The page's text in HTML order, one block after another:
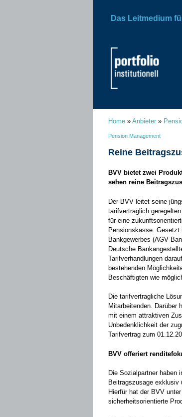
Das Leitmedium
Home » Anbieter »
Pension Management
Reine
BVV bietet zwei
sehen reine
Der BVV leitet seine
tarifvertraglich
für eine
Pensionskasse. Gesetzt
Bankgewerbes (AGV
Deutsche
Tarifverhandlungen
bestehenden
Beschäftigten wie
Die tarifvertragliche
Mitarbeitenden. Darüber
mit einem attraktiven
Unbedenklichkeit der
Tarifvertrag zum
BVV offeriert
Die Sozialpartner haben
Beitragszusage exklusiv
Hierfür hat der BVV
sicherheitsorientierte